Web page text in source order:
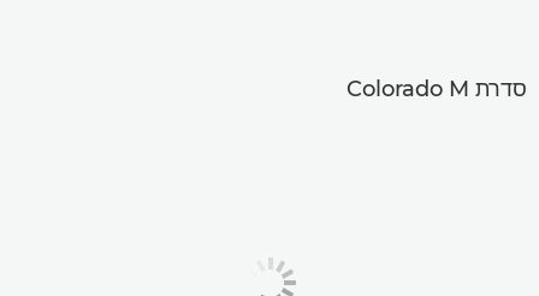
סדרת Colorado M